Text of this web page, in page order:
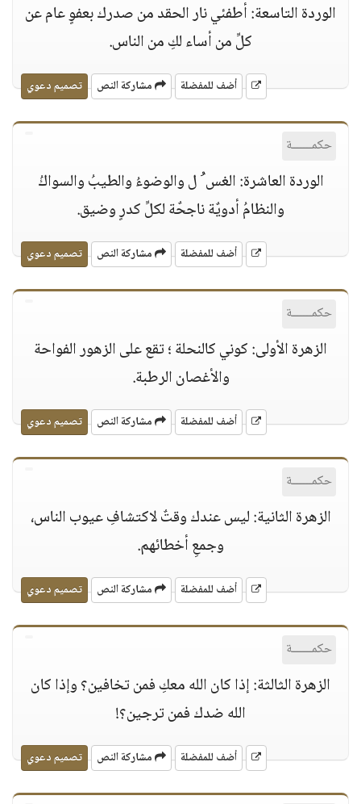
الوردة التاسعة: أطفئي نار الحقد من صدرك بعفوٍ عام عن
كلِّ من أساء لكِ من الناس.
أضف للمفضلة مشاركة النص تصميم دعوي
حكمــــــة
الوردة العاشرة: الغس ُ ل والوضوءُ والطيبُ والسواكُ
والنظامُ أدويٌة ناجحٌة لكلِّ كدرٍ وضيق.
أضف للمفضلة مشاركة النص تصميم دعوي
حكمــــــة
الزهرة الأولى: كوني كالنحلة ؛ تقع على الزهور الفواحة
والأغصان الرطبة.
أضف للمفضلة مشاركة النص تصميم دعوي
حكمــــــة
الزهرة الثانية: ليس عندك وقتٌ لاكتشافِ عيوب الناس،
وجمعِ أخطائهم.
أضف للمفضلة مشاركة النص تصميم دعوي
حكمــــــة
الزهرة الثالثة: إذا كان الله معكِ فمن تخافين؟ وإذا كان
الله ضدك فمن ترجين؟!
أضف للمفضلة مشاركة النص تصميم دعوي